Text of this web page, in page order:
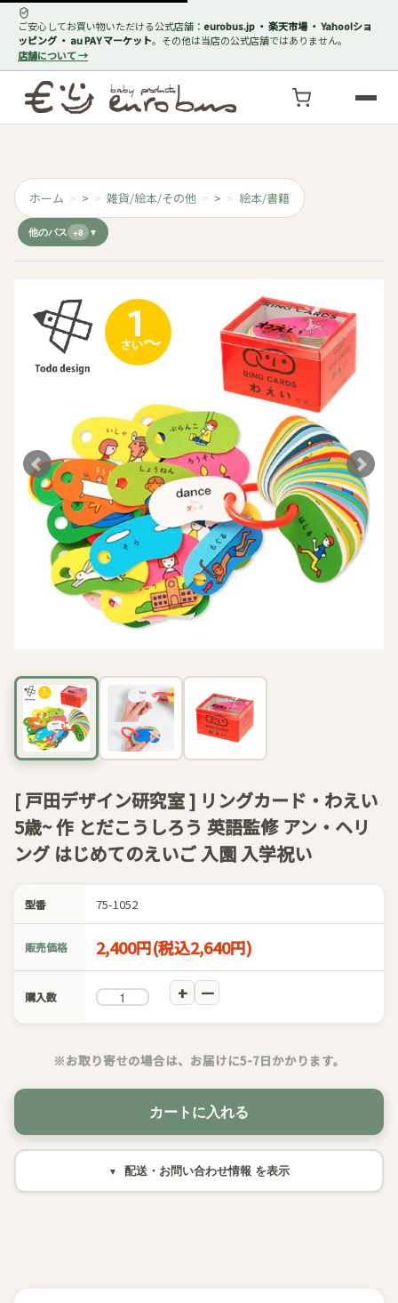
ご安心してお買い物いただける公式店舗： eurobus.jp ・ 楽天市場 ・ Yahoo!ショ
ッピング ・ au PAY マーケット。その他は当店の公式店舗ではありません。
店舗について →
ホーム > 雑貨/絵本/その他 > 絵本/書籍
他のパス +8
[ 戸田デザイン研究室 ] リングカード・わえい
5歳~ 作 とだこうしろう 英語監修 アン・ヘリ
ング はじめてのえいご 入園 入学祝い
型番 75-1052
販売価格 2,400円(税込2,640円)
購入数
※お取り寄せの場合は、お届けに5-7日かかります。
カートに入れる
配送・お問い合わせ情報